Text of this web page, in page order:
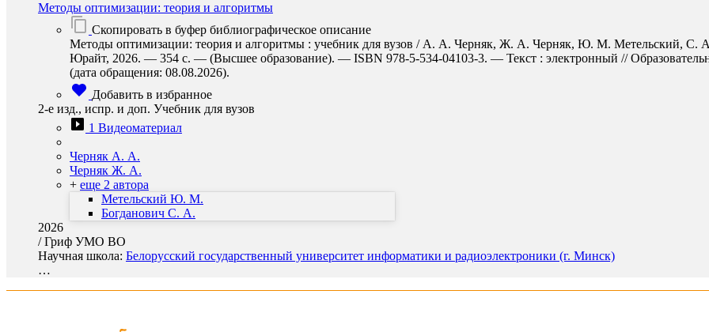
Методы оптимизации: теория и алгоритмы
Скопировать в буфер библиографическое описание
Методы оптимизации: теория и алгоритмы : учебник для вузов / А. А. Черняк, Ж. А. Черняк, Ю. М. Метельский, С.
Юрайт, 2026. — 354 с. — (Высшее образование). — ISBN 978-5-534-04103-3. — Текст : электронный //
(дата обращения: 08.08.2026).
Добавить в избранное
2-е изд., испр. и доп. Учебник для вузов
1 Видеоматериал
Черняк А. А.
Черняк Ж. А.
+ еще 2 автора
Метельский Ю. М.
Богданович С. А.
2026
/Гриф УМО ВО
Научная школа: Белорусский государственный университет информатики и радиоэлектроники (г. Минск)
…